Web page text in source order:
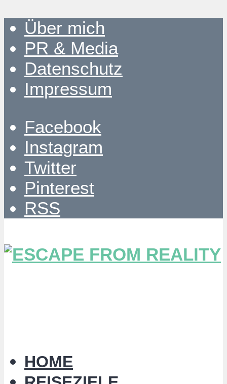
Über mich
PR & Media
Datenschutz
Impressum
Facebook
Instagram
Twitter
Pinterest
RSS
HOME